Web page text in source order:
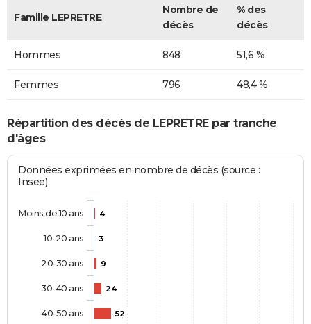
Famille LEPRETRE
Nombre de
décès
% des
décès
Hommes 848 51,6 %
Femmes 796 48,4 %
Répartition des décès de LEPRETRE par tranche
d'âges
Données exprimées en nombre de décès (source :
Insee)
4
3
9
24
52
Moins de 10 ans
10-20 ans
20-30 ans
30-40 ans
40-50 ans